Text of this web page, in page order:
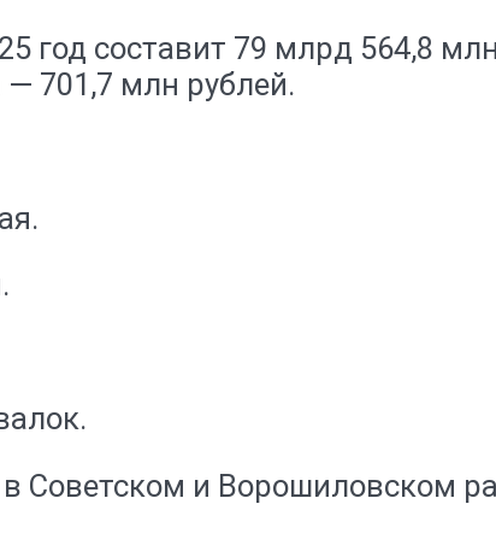
год составит 79 млрд 564,8
701,7 млн рублей.
Советском и Ворошиловском